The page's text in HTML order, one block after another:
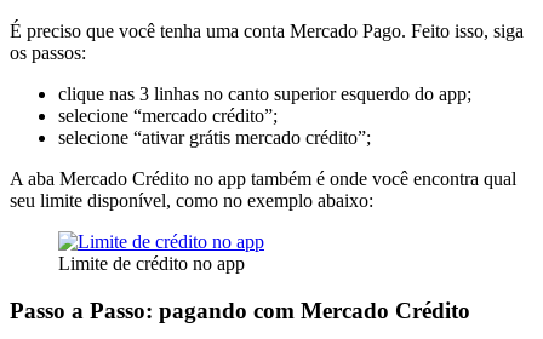
É preciso que você tenha uma conta Mercado Pago. Feito isso, siga
os passos:
clique nas 3 linhas no canto superior esquerdo do app;
selecione “mercado crédito”;
selecione “ativar grátis mercado crédito”;
A aba Mercado Crédito no app também é onde você encontra qual
seu limite disponível, como no exemplo abaixo:
Limite de crédito no app
Passo a Passo: pagando com Mercado Crédito